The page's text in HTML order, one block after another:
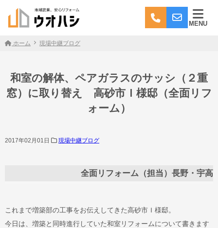
MENU
ホーム 現場中継ブログ
和室の解体、ペアガラスのサッシ（２重
窓）に取り替え 高砂市Ｉ様邸（全面リフ
ォーム）
2017年02月01日 現場中継ブログ
全面リフォーム（担当）長野・宇高
これまで増築部の工事をお伝えしてきた高砂市Ｉ様邸。
今日は、増築と同時進行していた和室リフォームについて書きます